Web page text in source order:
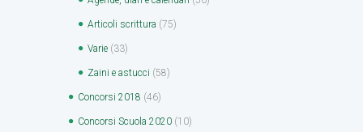
Articoli scrittura (75)
Varie (33)
Zaini e astucci (58)
Concorsi 2018 (46)
Concorsi Scuola 2020 (10)